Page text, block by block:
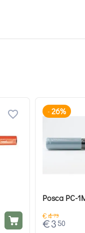
- 26%
Posca PC-
€4 73
€ 3 50